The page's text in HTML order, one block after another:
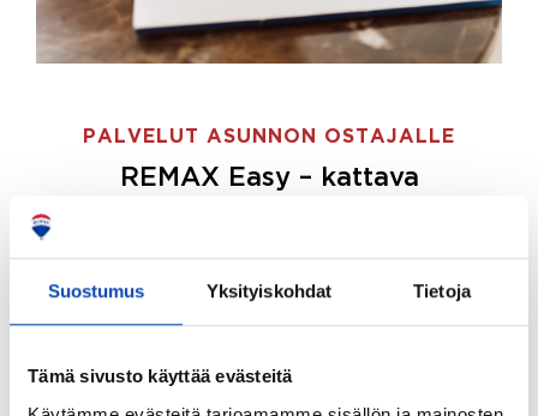
Suostumus Yksityiskohdat Tietoja
Tämä sivusto käyttää evästeitä
PALVELUT ASUNNON OSTAJALLE
REMAX Easy – kattava
ostajille.
Tee ostotoimeksianto ja etsimme juuri